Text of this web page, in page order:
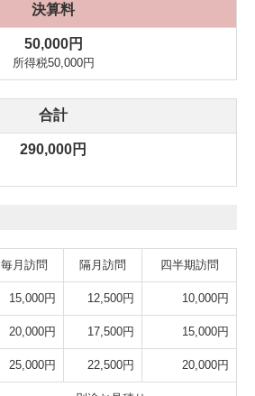
決算料
50,000円
所得税50,000円
合計
290,000円
毎月訪問 隔月訪問 四半期訪問
15,000円 12,500円 10,000円
20,000円 17,500円 15,000円
25,000円 22,500円 20,000円